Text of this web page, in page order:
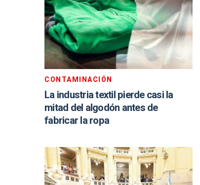
CONTAMINACIÓN
La industria textil pierde casi la
mitad del algodón antes de
fabricar la ropa